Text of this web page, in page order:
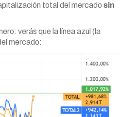
total del mercado sin
verás que la línea azul (la
mercado: